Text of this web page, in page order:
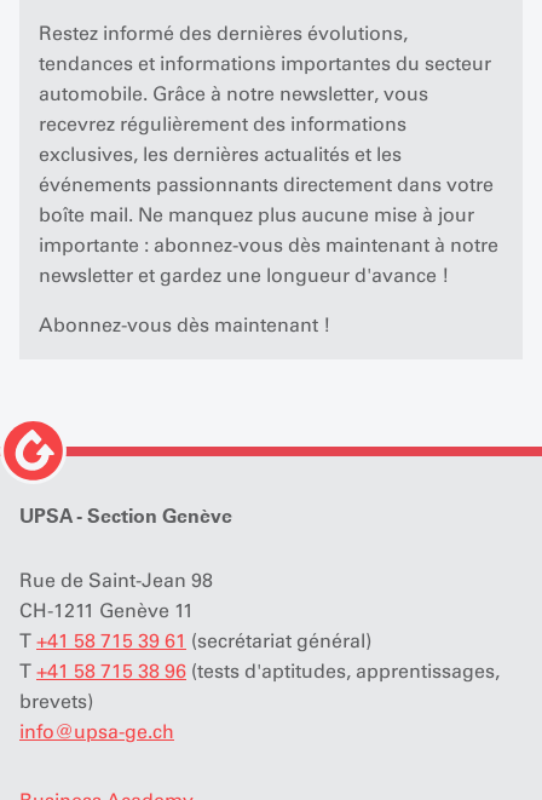
Restez informé des dernières évolutions,
tendances et informations importantes du secteur
automobile. Grâce à notre newsletter, vous
recevrez régulièrement des informations
exclusives, les dernières actualités et les
événements passionnants directement dans votre
boîte mail. Ne manquez plus aucune mise à jour
importante : abonnez-vous dès maintenant à notre
newsletter et gardez une longueur d'avance !
Abonnez-vous dès maintenant !
UPSA - Section Genève
Rue de Saint-Jean 98
CH-1211 Genève 11
T +41 58 715 39 61 (secrétariat général)
T +41 58 715 38 96 (tests d'aptitudes, apprentissages,
brevets)
info@upsa-ge.ch